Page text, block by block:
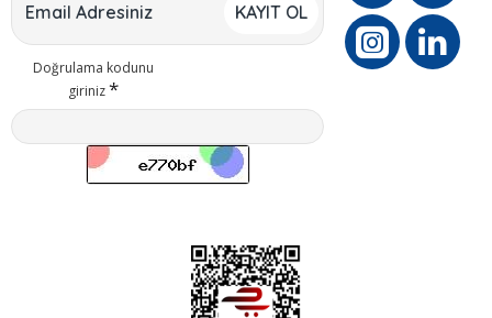
KAYIT OL
Doğrulama kodunu
giriniz